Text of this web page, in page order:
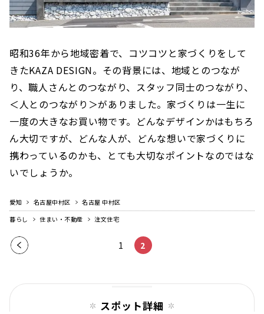
昭和36年から地域密着で、コツコツと家づくりをして
きたKAZA DESIGN。その背景には、地域とのつなが
り、職人さんとのつながり、スタッフ同士のつながり、
＜人とのつながり＞がありました。家づくりは一生に
一度の大きなお買い物です。どんなデザインかはもちろ
ん大切ですが、どんな人が、どんな想いで家づくりに
携わっているのかも、とても大切なポイントなのではな
いでしょうか。
愛知 名古屋中村区
名古屋 中村区
暮らし
住まい・不動産 注文住宅
前の
1 2
スポット詳細